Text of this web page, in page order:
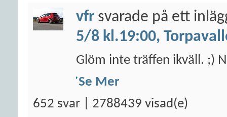
vfr svarade på ett
5/8 kl.19:00,
Glöm inte träffen ikväll. ;)
Se Mer
652 svar | 2788439 visad(e)